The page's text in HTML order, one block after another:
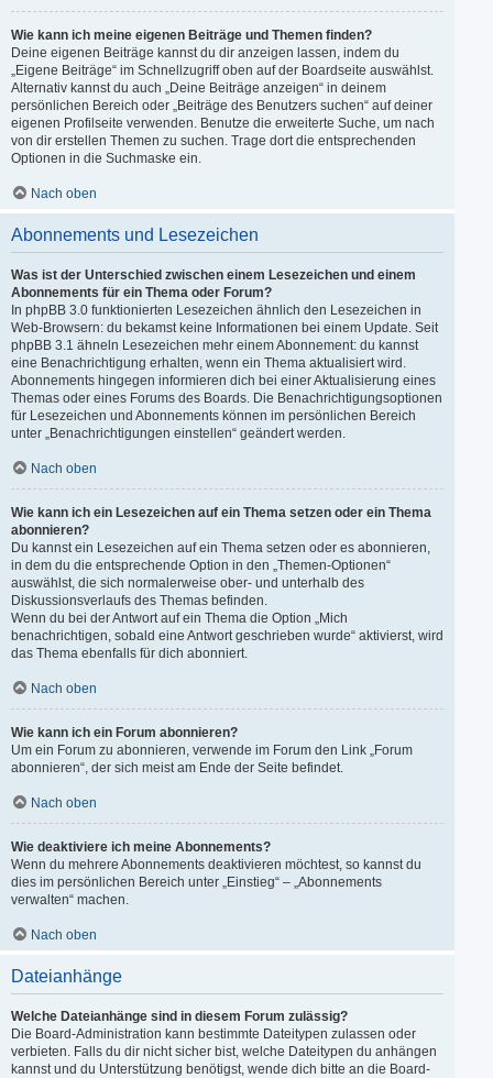
Wie kann ich meine eigenen Beiträge und Themen finden?
Deine eigenen Beiträge kannst du dir anzeigen lassen, indem du
„Eigene Beiträge“ im Schnellzugriff oben auf der Boardseite auswählst.
Alternativ kannst du auch „Deine Beiträge anzeigen“ in deinem
persönlichen Bereich oder „Beiträge des Benutzers suchen“ auf deiner
eigenen Profilseite verwenden. Benutze die erweiterte Suche, um nach
von dir erstellen Themen zu suchen. Trage dort die entsprechenden
Optionen in die Suchmaske ein.
Nach oben
Abonnements und Lesezeichen
Was ist der Unterschied zwischen einem Lesezeichen und einem
Abonnements für ein Thema oder Forum?
In phpBB 3.0 funktionierten Lesezeichen ähnlich den Lesezeichen in
Web-Browsern: du bekamst keine Informationen bei einem Update. Seit
phpBB 3.1 ähneln Lesezeichen mehr einem Abonnement: du kannst
eine Benachrichtigung erhalten, wenn ein Thema aktualisiert wird.
Abonnements hingegen informieren dich bei einer Aktualisierung eines
Themas oder eines Forums des Boards. Die Benachrichtigungsoptionen
für Lesezeichen und Abonnements können im persönlichen Bereich
unter „Benachrichtigungen einstellen“ geändert werden.
Nach oben
Wie kann ich ein Lesezeichen auf ein Thema setzen oder ein Thema
abonnieren?
Du kannst ein Lesezeichen auf ein Thema setzen oder es abonnieren,
in dem du die entsprechende Option in den „Themen-Optionen“
auswählst, die sich normalerweise ober- und unterhalb des
Diskussionsverlaufs des Themas befinden.
Wenn du bei der Antwort auf ein Thema die Option „Mich
benachrichtigen, sobald eine Antwort geschrieben wurde“ aktivierst, wird
das Thema ebenfalls für dich abonniert.
Nach oben
Wie kann ich ein Forum abonnieren?
Um ein Forum zu abonnieren, verwende im Forum den Link „Forum
abonnieren“, der sich meist am Ende der Seite befindet.
Nach oben
Wie deaktiviere ich meine Abonnements?
Wenn du mehrere Abonnements deaktivieren möchtest, so kannst du
dies im persönlichen Bereich unter „Einstieg“ – „Abonnements
verwalten“ machen.
Nach oben
Dateianhänge
Welche Dateianhänge sind in diesem Forum zulässig?
Die Board-Administration kann bestimmte Dateitypen zulassen oder
verbieten. Falls du dir nicht sicher bist, welche Dateitypen du anhängen
kannst und du Unterstützung benötigst, wende dich bitte an die Board-